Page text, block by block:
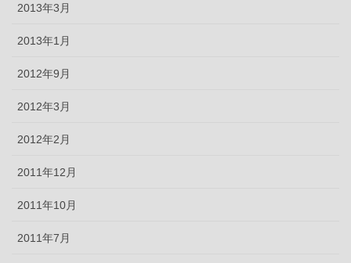
2013年3月
2013年1月
2012年9月
2012年3月
2012年2月
2011年12月
2011年10月
2011年7月